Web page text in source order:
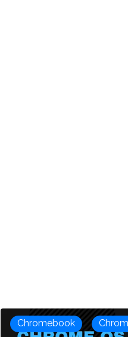
Chromebook